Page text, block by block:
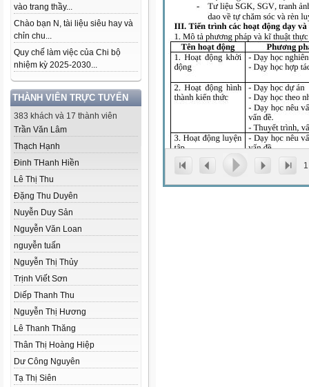
vào trang thầy...
Chào bạn N, tài liệu siêu hay và
chỉn chu...
Quy chế làm việc của Chi bộ
nhiệm kỳ 2025-2030...
THÀNH VIÊN TRỰC TUYẾN
383 khách và 17 thành viên
Trần Văn Lâm
Thạch Hạnh
Đinh THanh Hiền
Lê Thị Thu
Đặng Thu Duyên
Nuyễn Duy Sản
Nguyễn Văn Loan
nguyễn tuấn
Nguyễn Thị Thủy
Trịnh Viết Sơn
Diếp Thanh Thu
Nguyễn Thị Hương
Lê Thanh Thăng
Thân Thị Hoàng Hiệp
Dư Công Nguyên
Tạ Thị Siên
1